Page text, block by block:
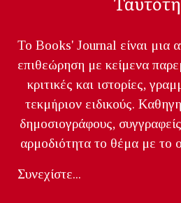
Το Books' Journal είναι μια
επιθεώρηση με κείμενα
κριτικές και ιστορίες,
τεκμήριον ειδικούς.
δημοσιογράφους,
αρμοδιότητα το θέμα με το
Συνεχίστε...